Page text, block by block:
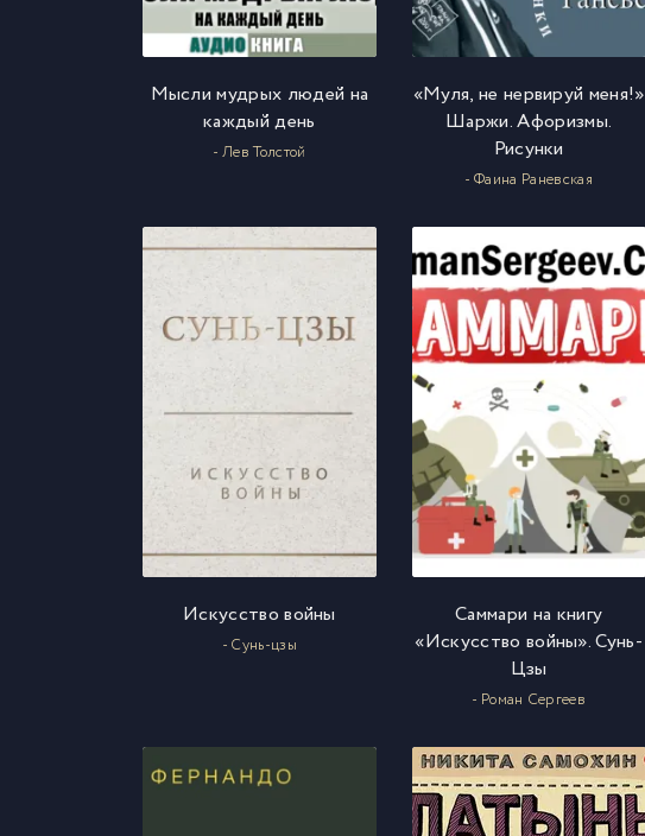
Мысли мудрых людей на
каждый день
- Лев Толстой
«Муля, не нервируй меня!»
Шаржи. Афоризмы.
Рисунки
- Фаина Раневская
Искусство войны
- Сунь-цзы
Саммари на книгу
«Искусство войны». Сунь-
Цзы
- Роман Сергеев